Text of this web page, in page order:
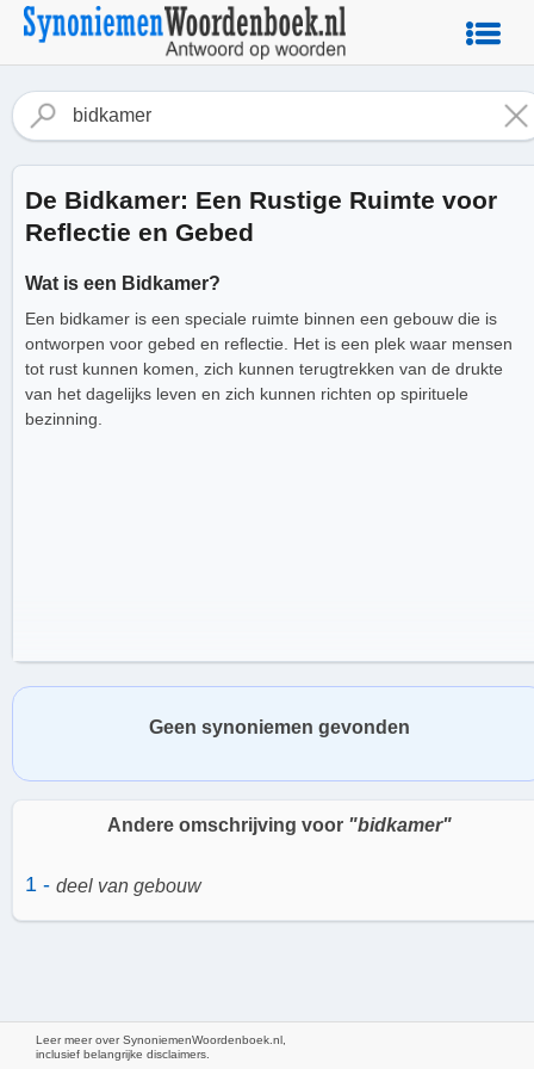
De Bidkamer: Een Rustige Ruimte voor
Reflectie en Gebed
Wat is een Bidkamer?
Een bidkamer is een speciale ruimte binnen een gebouw die is
ontworpen voor gebed en reflectie. Het is een plek waar mensen
tot rust kunnen komen, zich kunnen terugtrekken van de drukte
van het dagelijks leven en zich kunnen richten op spirituele
bezinning.
Een bidkamer is vaak een serene en rustige ruimte, met minimale
Geen synoniemen gevonden
Andere omschrijving voor "bidkamer"
1 - deel van gebouw
Leer meer over SynoniemenWoordenboek.nl,
inclusief belangrijke disclaimers.